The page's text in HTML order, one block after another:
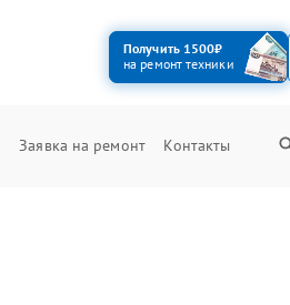
Получить 1500₽
на ремонт техники
Заявка на ремонт Контакты